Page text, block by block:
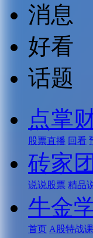
消息
好看
话题
点掌
股票直播 回看
砖家团
说说股票 精品
牛金
首页 A股特战课